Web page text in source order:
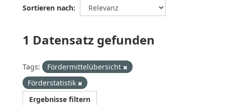
Sortieren nach
1 Datensatz gefunden
Tags:
Fördermittelübersicht
Förderstatistik
Ergebnisse filtern